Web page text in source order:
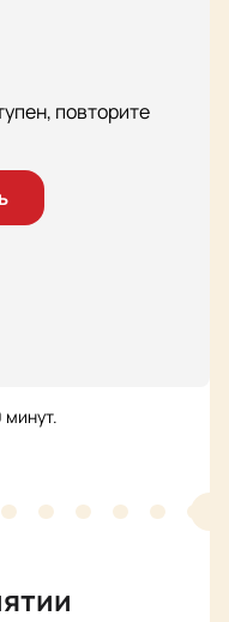
повторите